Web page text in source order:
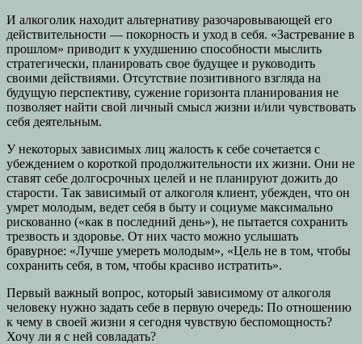
И алкоголик находит альтернативу разочаровывающей его
действительности — покорность и уход в себя. «Застревание в
прошлом» приводит к ухудшению способности мыслить
стратегически, планировать свое будущее и руководить
своими действиями. Отсутствие позитивного взгляда на
будущую перспективу, сужение горизонта планирования не
позволяет найти свой личный смысл жизни и/или чувствовать
себя деятельным.
У некоторых зависимых лиц жалость к себе сочетается с
убеждением о короткой продолжительности их жизни. Они не
ставят себе долгосрочных целей и не планируют дожить до
старости. Так зависимый от алкоголя клиент, убежден, что он
умрет молодым, ведет себя в быту и социуме максимально
рискованно («как в последний день»), не пытается сохранить
трезвость и здоровье. От них часто можно услышать
бравурное: «Лучше умереть молодым», «Цель не в том, чтобы
сохранить себя, в том, чтобы красиво истратить».
Первый важный вопрос, который зависимому от алкоголя
человеку нужно задать себе в первую очередь: По отношению
к чему в своей жизни я сегодня чувствую беспомощность?
Хочу ли я с ней совладать?